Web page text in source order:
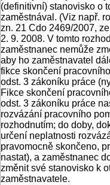
(definitivní) stanovisko o
zaměstnával. (Viz např.
zn. 21 Cdo 2469/2007,
2. 9. 2008. V tomto
zaměstnanec nemůže
aby ho zaměstnavatel
fikce skončení
odst. 3 zákoníku práce
Fikce skončení
odst. 3 zákoníku práce
rozvázání pracovního
rozhodnutím; do doby,
určení neplatnosti
pravomocně skončeno,
nastat), a zaměstnanec
změnit své stanovisko k
zaměstnavatele.